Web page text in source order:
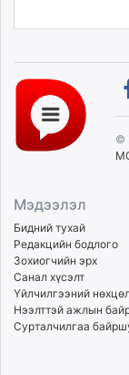
©
Мэдээлэл
Бидний тухай
Редакцийн бодлого
Зохиогчийн эрх
Санал хүсэлт
Үйлчилгээний
Нээлттэй ажлын
Сурталчилгаа